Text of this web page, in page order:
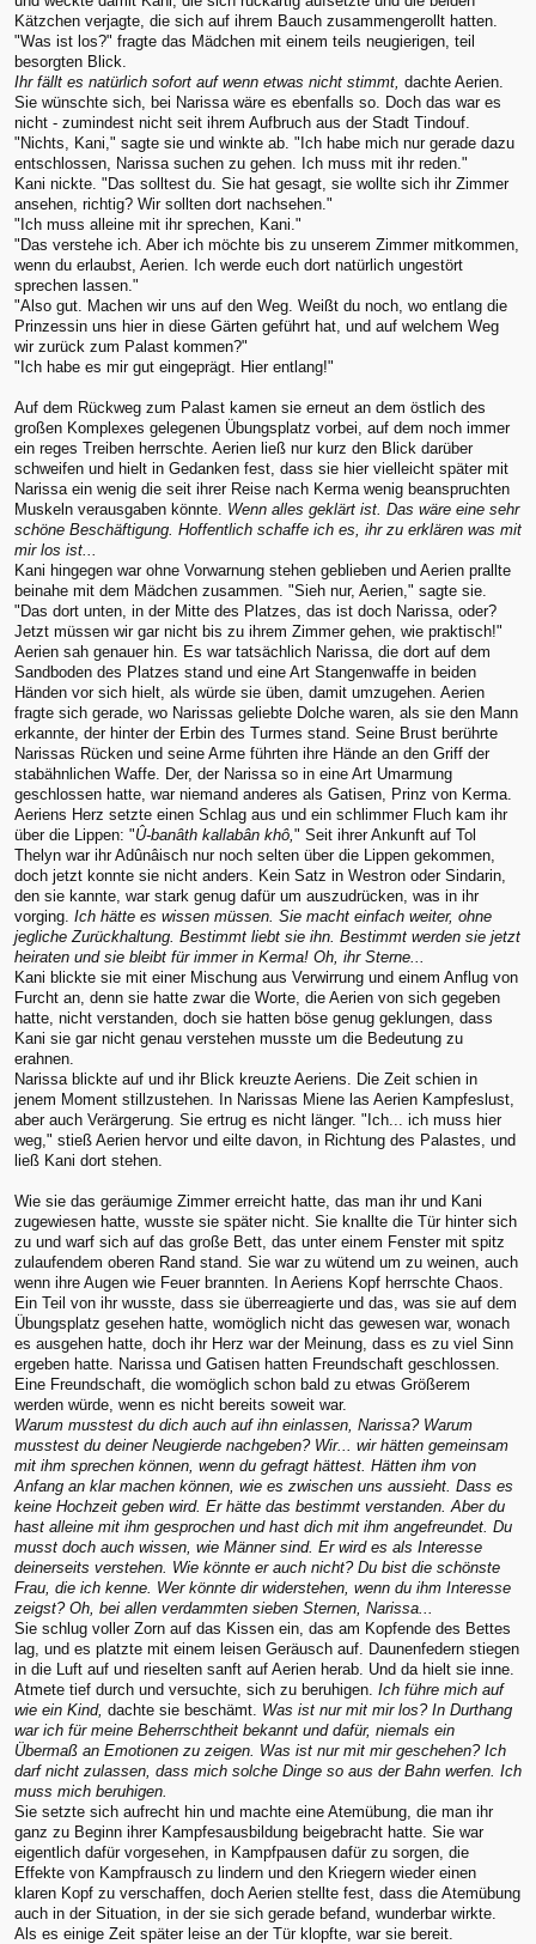
Kätzchen verjagte, die sich auf ihrem Bauch zusammengerollt hatten.
"Was ist los?" fragte das Mädchen mit einem teils neugierigen, teil
besorgten Blick.
Ihr fällt es natürlich sofort auf wenn etwas nicht stimmt, dachte Aerien.
Sie wünschte sich, bei Narissa wäre es ebenfalls so. Doch das war es
nicht - zumindest nicht seit ihrem Aufbruch aus der Stadt Tindouf.
"Nichts, Kani," sagte sie und winkte ab. "Ich habe mich nur gerade dazu
entschlossen, Narissa suchen zu gehen. Ich muss mit ihr reden."
Kani nickte. "Das solltest du. Sie hat gesagt, sie wollte sich ihr Zimmer
ansehen, richtig? Wir sollten dort nachsehen."
"Ich muss alleine mit ihr sprechen, Kani."
"Das verstehe ich. Aber ich möchte bis zu unserem Zimmer mitkommen,
wenn du erlaubst, Aerien. Ich werde euch dort natürlich ungestört
sprechen lassen."
"Also gut. Machen wir uns auf den Weg. Weißt du noch, wo entlang die
Prinzessin uns hier in diese Gärten geführt hat, und auf welchem Weg
wir zurück zum Palast kommen?"
"Ich habe es mir gut eingeprägt. Hier entlang!"
Auf dem Rückweg zum Palast kamen sie erneut an dem östlich des
großen Komplexes gelegenen Übungsplatz vorbei, auf dem noch immer
ein reges Treiben herrschte. Aerien ließ nur kurz den Blick darüber
schweifen und hielt in Gedanken fest, dass sie hier vielleicht später mit
Narissa ein wenig die seit ihrer Reise nach Kerma wenig beanspruchten
Muskeln verausgaben könnte. Wenn alles geklärt ist. Das wäre eine sehr
schöne Beschäftigung. Hoffentlich schaffe ich es, ihr zu erklären was mit
mir los ist...
Kani hingegen war ohne Vorwarnung stehen geblieben und Aerien prallte
beinahe mit dem Mädchen zusammen. "Sieh nur, Aerien," sagte sie.
"Das dort unten, in der Mitte des Platzes, das ist doch Narissa, oder?
Jetzt müssen wir gar nicht bis zu ihrem Zimmer gehen, wie praktisch!"
Aerien sah genauer hin. Es war tatsächlich Narissa, die dort auf dem
Sandboden des Platzes stand und eine Art Stangenwaffe in beiden
Händen vor sich hielt, als würde sie üben, damit umzugehen. Aerien
fragte sich gerade, wo Narissas geliebte Dolche waren, als sie den Mann
erkannte, der hinter der Erbin des Turmes stand. Seine Brust berührte
Narissas Rücken und seine Arme führten ihre Hände an den Griff der
stabähnlichen Waffe. Der, der Narissa so in eine Art Umarmung
geschlossen hatte, war niemand anderes als Gatisen, Prinz von Kerma.
Aeriens Herz setzte einen Schlag aus und ein schlimmer Fluch kam ihr
über die Lippen: "Û-banâth kallabân khô, " Seit ihrer Ankunft auf Tol
Thelyn war ihr Adûnâisch nur noch selten über die Lippen gekommen,
doch jetzt konnte sie nicht anders. Kein Satz in Westron oder Sindarin,
den sie kannte, war stark genug dafür um auszudrücken, was in ihr
vorging. Ich hätte es wissen müssen. Sie macht einfach weiter, ohne
jegliche Zurückhaltung. Bestimmt liebt sie ihn. Bestimmt werden sie jetzt
heiraten und sie bleibt für immer in Kerma! Oh, ihr Sterne...
Kani blickte sie mit einer Mischung aus Verwirrung und einem Anflug von
Furcht an, denn sie hatte zwar die Worte, die Aerien von sich gegeben
hatte, nicht verstanden, doch sie hatten böse genug geklungen, dass
Kani sie gar nicht genau verstehen musste um die Bedeutung zu
erahnen.
Narissa blickte auf und ihr Blick kreuzte Aeriens. Die Zeit schien in
jenem Moment stillzustehen. In Narissas Miene las Aerien Kampfeslust,
aber auch Verärgerung. Sie ertrug es nicht länger. "Ich... ich muss hier
weg," stieß Aerien hervor und eilte davon, in Richtung des Palastes, und
ließ Kani dort stehen.
Wie sie das geräumige Zimmer erreicht hatte, das man ihr und Kani
zugewiesen hatte, wusste sie später nicht. Sie knallte die Tür hinter sich
zu und warf sich auf das große Bett, das unter einem Fenster mit spitz
zulaufendem oberen Rand stand. Sie war zu wütend um zu weinen, auch
wenn ihre Augen wie Feuer brannten. In Aeriens Kopf herrschte Chaos.
Ein Teil von ihr wusste, dass sie überreagierte und das, was sie auf dem
Übungsplatz gesehen hatte, womöglich nicht das gewesen war, wonach
es ausgehen hatte, doch ihr Herz war der Meinung, dass es zu viel Sinn
ergeben hatte. Narissa und Gatisen hatten Freundschaft geschlossen.
Eine Freundschaft, die womöglich schon bald zu etwas Größerem
werden würde, wenn es nicht bereits soweit war.
Warum musstest du dich auch auf ihn einlassen, Narissa? Warum
musstest du deiner Neugierde nachgeben? Wir... wir hätten gemeinsam
mit ihm sprechen können, wenn du gefragt hättest. Hätten ihm von
Anfang an klar machen können, wie es zwischen uns aussieht. Dass es
keine Hochzeit geben wird. Er hätte das bestimmt verstanden. Aber du
hast alleine mit ihm gesprochen und hast dich mit ihm angefreundet. Du
musst doch auch wissen, wie Männer sind. Er wird es als Interesse
deinerseits verstehen. Wie könnte er auch nicht? Du bist die schönste
Frau, die ich kenne. Wer könnte dir widerstehen, wenn du ihm Interesse
zeigst? Oh, bei allen verdammten sieben Sternen, Narissa...
Sie schlug voller Zorn auf das Kissen ein, das am Kopfende des Bettes
lag, und es platzte mit einem leisen Geräusch auf. Daunenfedern stiegen
in die Luft auf und rieselten sanft auf Aerien herab. Und da hielt sie inne.
Atmete tief durch und versuchte, sich zu beruhigen. Ich führe mich auf
wie ein Kind, dachte sie beschämt. Was ist nur mit mir los? In Durthang
war ich für meine Beherrschtheit bekannt und dafür, niemals ein
Übermaß an Emotionen zu zeigen. Was ist nur mit mir geschehen? Ich
darf nicht zulassen, dass mich solche Dinge so aus der Bahn werfen. Ich
muss mich beruhigen.
Sie setzte sich aufrecht hin und machte eine Atemübung, die man ihr
ganz zu Beginn ihrer Kampfesausbildung beigebracht hatte. Sie war
eigentlich dafür vorgesehen, in Kampfpausen dafür zu sorgen, die
Effekte von Kampfrausch zu lindern und den Kriegern wieder einen
klaren Kopf zu verschaffen, doch Aerien stellte fest, dass die Atemübung
auch in der Situation, in der sie sich gerade befand, wunderbar wirkte.
Als es einige Zeit später leise an der Tür klopfte, war sie bereit.